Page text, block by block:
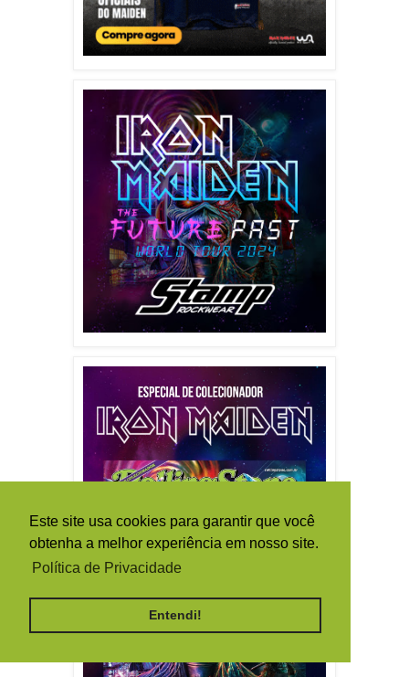
Este site usa cookies para garantir que você
obtenha a melhor experiência em nosso site.
Política de Privacidade
Entendi!